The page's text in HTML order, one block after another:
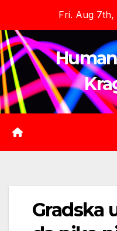
content
Fri. Aug 7th,
Gradska